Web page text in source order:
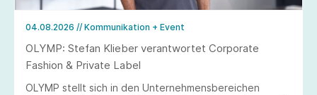
04.08.2026 // Kommunikation + Event
OLYMP: Stefan Klieber verantwortet Corporate
Fashion & Private Label
OLYMP stellt sich in den Unternehmensbereichen